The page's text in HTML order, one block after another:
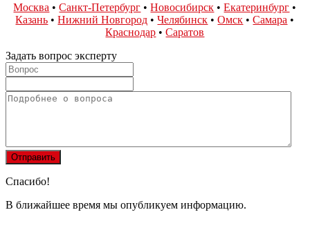
Москва •Санкт-Петербург •Новосибирск •Екатеринбург •
Казань •Нижний Новгород •Челябинск •Омск •Самара •
Краснодар •Саратов
Задать вопрос эксперту
Спасибо!
В ближайшее время мы опубликуем информацию.